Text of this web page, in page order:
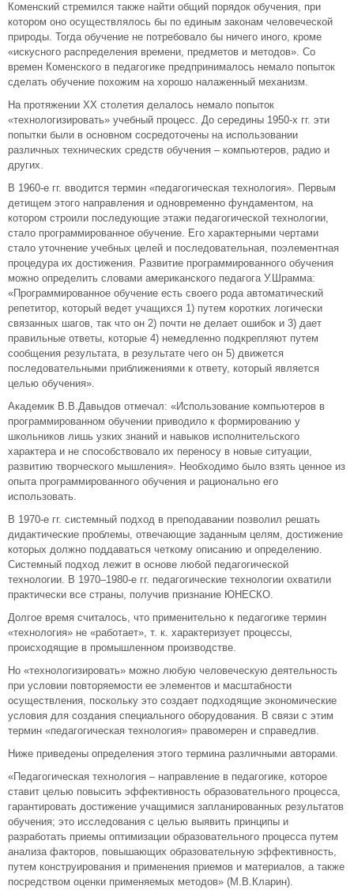
Коменский стремился также найти общий порядок обучения, при
котором оно осуществлялось бы по единым законам человеческой
природы. Тогда обучение не потребовало бы ничего иного, кроме
«искусного распределения времени, предметов и методов». Со
времен Коменского в педагогике предпринималось немало попыток
сделать обучение похожим на хорошо налаженный механизм.
На протяжении XX столетия делалось немало попыток
«технологизировать» учебный процесс. До середины 1950-х гг. эти
попытки были в основном сосредоточены на использовании
различных технических средств обучения – компьютеров, радио и
других.
В 1960-е гг. вводится термин «педагогическая технология». Первым
детищем этого направления и одновременно фундаментом, на
котором строили последующие этажи педагогической технологии,
стало программированное обучение. Его характерными чертами
стало уточнение учебных целей и последовательная, поэлементная
процедура их достижения. Развитие программированного обучения
можно определить словами американского педагога У.Шрамма:
«Программированное обучение есть своего рода автоматический
репетитор, который ведет учащихся 1) путем коротких логически
связанных шагов, так что он 2) почти не делает ошибок и 3) дает
правильные ответы, которые 4) немедленно подкрепляют путем
сообщения результата, в результате чего он 5) движется
последовательными приближениями к ответу, который является
целью обучения».
Академик В.В.Давыдов отмечал: «Использование компьютеров в
программированном обучении приводило к формированию у
школьников лишь узких знаний и навыков исполнительского
характера и не способствовало их переносу в новые ситуации,
развитию творческого мышления». Необходимо было взять ценное из
опыта программированного обучения и рационально его
использовать.
В 1970-е гг. системный подход в преподавании позволил решать
дидактические проблемы, отвечающие заданным целям, достижение
которых должно поддаваться четкому описанию и определению.
Системный подход лежит в основе любой педагогической
технологии. В 1970–1980-е гг. педагогические технологии охватили
практически все страны, получив признание ЮНЕСКО.
Долгое время считалось, что применительно к педагогике термин
«технология» не «работает», т. к. характеризует процессы,
происходящие в промышленном производстве.
Но «технологизировать» можно любую человеческую деятельность
при условии повторяемости ее элементов и масштабности
осуществления, поскольку это создает подходящие экономические
условия для создания специального оборудования. В связи с этим
термин «педагогическая технология» правомерен и справедлив.
Ниже приведены определения этого термина различными авторами.
«Педагогическая технология – направление в педагогике, которое
ставит целью повысить эффективность образовательного процесса,
гарантировать достижение учащимися запланированных результатов
обучения; это исследования с целью выявить принципы и
разработать приемы оптимизации образовательного процесса путем
анализа факторов, повышающих образовательную эффективность,
путем конструирования и применения приемов и материалов, а также
посредством оценки применяемых методов» (М.В.Кларин).